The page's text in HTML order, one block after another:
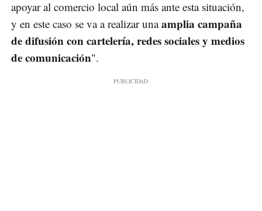
apoyar al comercio local aún más ante esta situación,
y en este caso se va a realizar unaamplia campaña
de difusión con cartelería, redes sociales y medios
de comunicación".